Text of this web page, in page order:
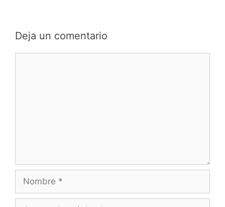
Deja un comentario